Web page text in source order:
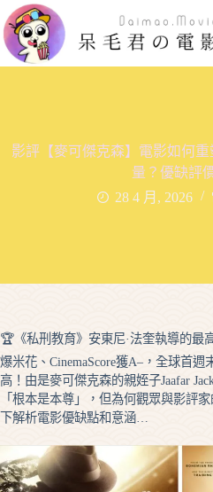
跳
至
主
影評【麥可傑克森】電影如何
量？優缺評
28 4 月, 2026
🏆《私刑教育》安東尼·法奎執導的最
爆米花、CinemaScore獲A–，全球首
高！由是麥可傑克森的親姪子Jaafar
「根本是本尊」，但為何觀眾與影評
下解析電影優缺點和意涵…